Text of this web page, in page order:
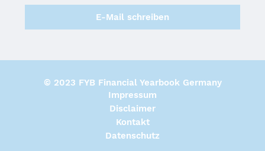
E-Mail schreiben
© 2023 FYB Financial Yearbook Germany
Impressum
Disclaimer
Kontakt
Datenschutz